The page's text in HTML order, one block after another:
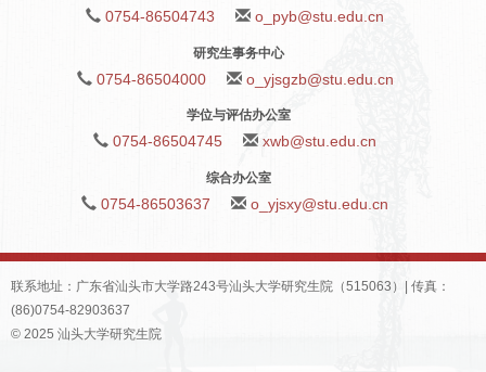
0754-86504743 o_pyb@stu.edu.cn
研究生事务中心
0754-86504000 o_yjsgzb@stu.edu.cn
学位与评估办公室
0754-86504745 xwb@stu.edu.cn
综合办公室
0754-86503637 o_yjsxy@stu.edu.cn
联系地址：广东省汕头市大学路243号汕头大学研究生院（515063）| 传真：
(86)0754-82903637
© 2025 汕头大学研究生院